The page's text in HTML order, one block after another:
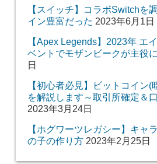
【スイッチ】コラボSwitchを
イン豊富だった 2023年6月1日
【Apex Legends】2023年 エ
ベントでモザンビークが主役
日
【初心者必見】ビットコイン(
を解説します～取引所確定＆
2023年3月24日
【ホグワーツレガシー】キャ
の子の作り方 2023年2月25日